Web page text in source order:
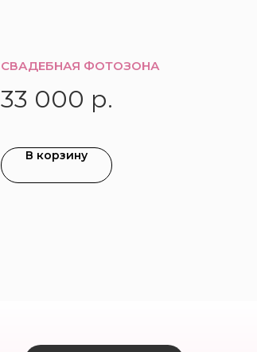
СВАДЕБНАЯ ФОТОЗОНА
33 000 р.
В корзину